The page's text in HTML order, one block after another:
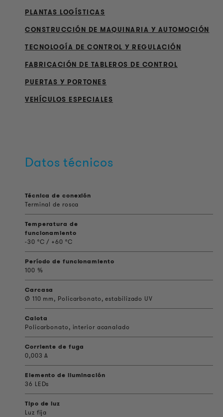
PLANTAS LOGÍSTICAS
CONSTRUCCIÓN DE MAQUINARIA Y AUTOMOCIÓN
TECNOLOGÍA DE CONTROL Y REGULACIÓN
FABRICACIÓN DE TABLEROS DE CONTROL
PUERTAS Y PORTONES
VEHÍCULOS ESPECIALES
Datos técnicos
Técnica de conexión
Terminal de rosca
Temperatura de
funcionamiento
-30 °C / +60 °C
Período de funcionamiento
100 %
Carcasa
Ø 110 mm, Policarbonato, estabilizado UV
Calota
Policarbonato, interior acanalado
Corriente de fuga
0,003 A
Elemento de iluminación
36 LEDs
Tipo de luz
Luz fija